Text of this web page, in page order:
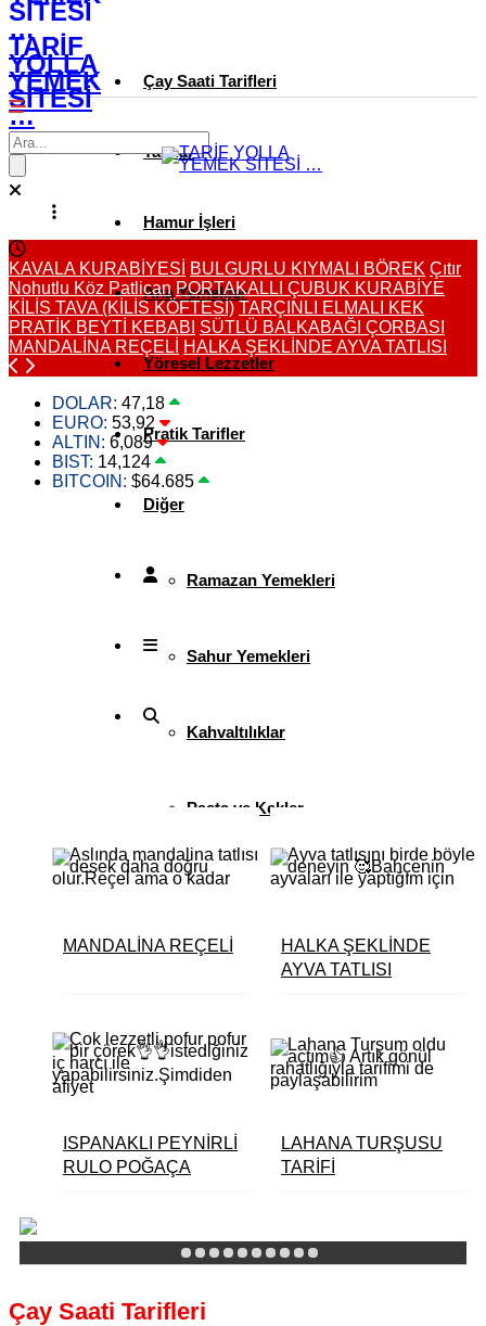
TARİF
YOLLA
YEMEK
SİTESİ
…
Çay Saati Tarifleri
Tatlılar
Hamur İşleri
Ana Yemekler
Yöresel Lezzetler
Pratik Tarifler
Diğer
Ramazan Yemekleri
Sahur Yemekleri
Kahvaltılıklar
Pasta ve Kekler
KAVALA KURABİYESİ BULGURLU KIYMALI BÖREK Çıtır
Nohutlu Köz Patlican PORTAKALLI ÇUBUK KURABİYE
KİLİS TAVA (KİLİS KÖFTESİ) TARÇINLI ELMALI KEK
PRATİK BEYTİ KEBABI SÜTLÜ BALKABAĞI ÇORBASI
MANDALİNA REÇELİ
HALKA ŞEKLİNDE AYVA TATLISI
DOLAR: 47,18
EURO: 53,92
ALTIN: 6,089
BIST: 14,124
BITCOIN: $64.685
MANDALİNA REÇELİ
HALKA ŞEKLİNDE
AYVA TATLISI
ISPANAKLI PEYNİRLİ
RULO POĞAÇA
LAHANA TURŞUSU
TARİFİ
1 2 3 4 5 6 7 8 9 10
Çay Saati Tarifleri